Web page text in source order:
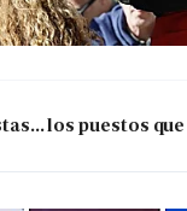
los puestos